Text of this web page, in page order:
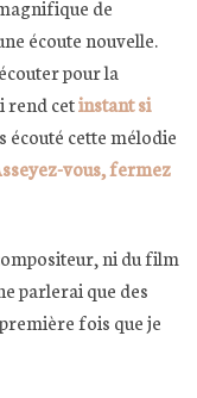
de
écoute nouvelle.
pour la
rend cetinstant si
écouté cette mélodie
vous, fermez
ni du film
parlerai que des
fois que je